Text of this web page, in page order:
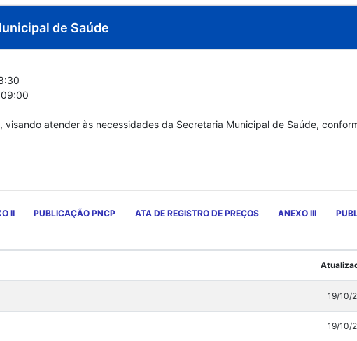
de Saúde
atender às necessidades da Secretaria Municipal de Saúde,
II PUBLICAÇÃO PNCP ATA DE REGISTRO DE PREÇOS ANEXO III
19/10/
19/10/